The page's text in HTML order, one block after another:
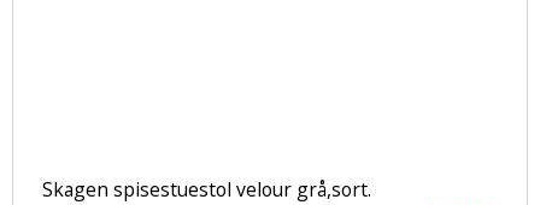
Skagen spisestuestol velour grå,sort.